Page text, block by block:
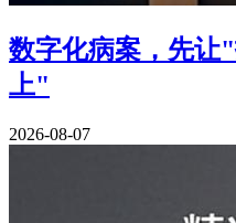
数字化病案，先
上"
2026-08-07